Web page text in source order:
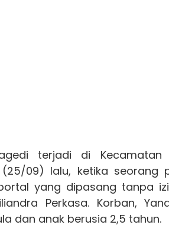
terjadi di Kecamatan
09) lalu, ketika seorang
yang dipasang tanpa
Perkasa. Korban,
dan anak berusia 2,5 tahun.